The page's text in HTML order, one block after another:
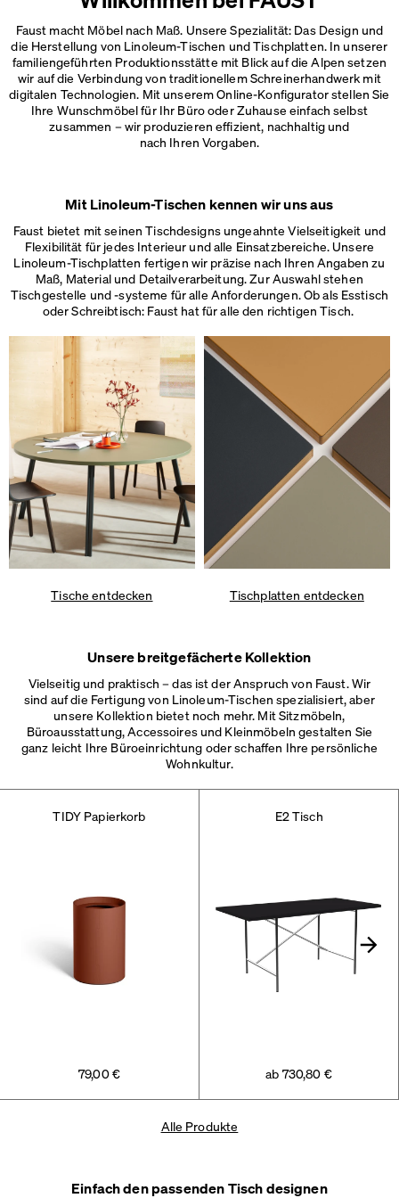
Faust macht Möbel nach Maß. Unsere Spezialität: Das Design und
die Herstellung von Linoleum-Tischen und Tischplatten. In unserer
familiengeführten Produktionsstätte mit Blick auf die Alpen setzen
wir auf die Verbindung von traditionellem Schreinerhandwerk mit
digitalen Technologien. Mit unserem Online-Konfigurator stellen Sie
Ihre Wunschmöbel für Ihr Büro oder Zuhause einfach selbst
zusammen – wir produzieren effizient, nachhaltig und
nach Ihren Vorgaben.
Mit Linoleum-Tischen kennen wir uns aus
Faust bietet mit seinen Tischdesigns ungeahnte Vielseitigkeit und
Flexibilität für jedes Interieur und alle Einsatzbereiche. Unsere
Linoleum-Tischplatten fertigen wir präzise nach Ihren Angaben zu
Maß, Material und Detailverarbeitung. Zur Auswahl stehen
Tischgestelle und -systeme für alle Anforderungen. Ob als Esstisch
oder Schreibtisch: Faust hat für alleden richtigen Tisch.
Tische entdecken Tischplatten entdecken
Unsere breitgefächerte Kollektion
Vielseitig und praktisch – das ist der Anspruch von Faust. Wir
sind auf die Fertigung von Linoleum-Tischen spezialisiert, aber
unsere Kollektion bietet noch mehr. Mit Sitzmöbeln,
Büroausstattung, Accessoires und Kleinmöbeln gestalten Sie
ganz leicht Ihre Büroeinrichtung oder schaffen Ihre persönliche
Wohnkultur.
TIDY Papierkorb
79,00 €
E2 Tisch
ab 730,80 €
Alle Produkte
Einfach den passenden Tisch designen